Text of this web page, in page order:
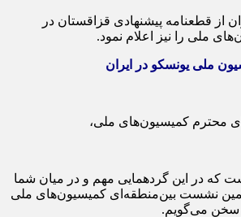
از قطعنامه پیشنهادی قزاقستان در
ملی را نیز اعلام نمود.
ملی یونسکو در ایران
محترم کمیسیون‌های ملی،
که در این گردهمایی مهم و در میان شما
نشست بین‌منطقه‌ای کمیسیون‌های ملی
سخن می‌گویم.